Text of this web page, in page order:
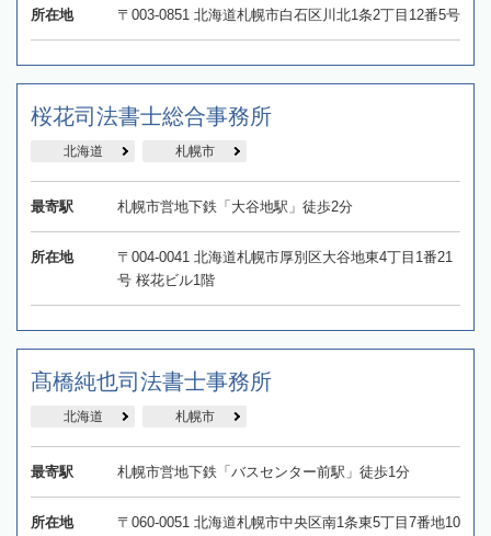
所在地 〒003-0851 北海道札幌市白石区川北1条2丁目12番5号
桜花司法書士総合事務所
北海道 札幌市
最寄駅 札幌市営地下鉄「大谷地駅」徒歩2分
所在地
〒004-0041 北海道札幌市厚別区大谷地東4丁目1番21
号 桜花ビル1階
髙橋純也司法書士事務所
北海道 札幌市
最寄駅 札幌市営地下鉄「バスセンター前駅」徒歩1分
所在地
〒060-0051 北海道札幌市中央区南1条東5丁目7番地10